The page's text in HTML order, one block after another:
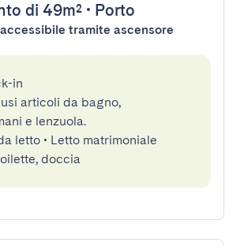
di 49m² • Porto
tramite ascensore
in
articoli da bagno,
e lenzuola.
letto • Letto matrimoniale
doccia